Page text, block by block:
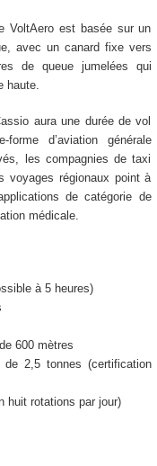
VoltAero est basée sur un
avec un canard fixe vers
de queue jumelées qui
haute.
aura une durée de vol
d’aviation générale
les compagnies de taxi
voyages régionaux point à
de catégorie de
médicale.
à 5 heures)
600 mètres
2,5 tonnes (certification
huit rotations par jour)